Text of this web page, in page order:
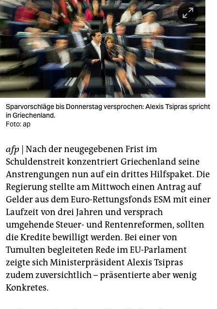
berlin
nord
wahrheit
verlag
verlag
veranstaltungen
fragen & hilfe
unterstützen
abo
genossenschaft
epaper login
Sparvorschläge bis Donnerstag versprochen: Alexis Tsipras spricht
in Griechenland.
Foto: ap
afp | Nach der neugegebenen Frist im
Schuldenstreit konzentriert Griechenland seine
Anstrengungen nun auf ein drittes Hilfspaket. Die
Regierung stellte am Mittwoch einen Antrag auf
Gelder aus dem Euro-Rettungsfonds ESM mit einer
Laufzeit von drei Jahren und versprach
umgehende Steuer- und Rentenreformen, sollten
die Kredite bewilligt werden. Bei einer von
Tumulten begleiteten Rede im EU-Parlament
zeigte sich Ministerpräsident Alexis Tsipras
zudem zuversichtlich – präsentierte aber wenig
Konkretes.